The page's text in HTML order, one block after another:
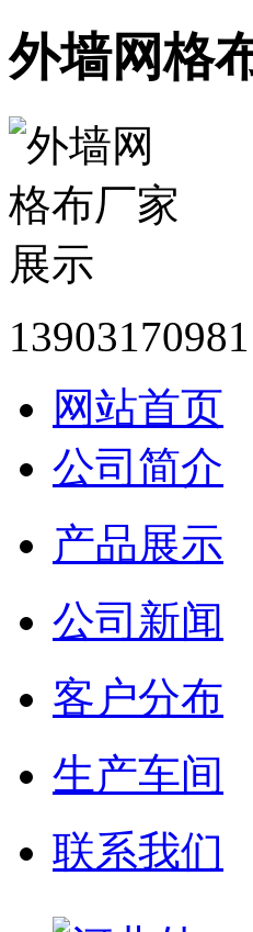
外墙网格
13903170981
网站首页
公司简介
产品展示
公司新闻
客户分布
生产车间
联系我们